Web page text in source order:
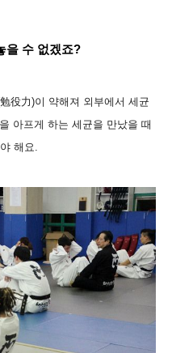
을 수 없겠죠?
役力)이 약해져 외부에서 세균
아프게 하는 세균을 만났을 때
해요.